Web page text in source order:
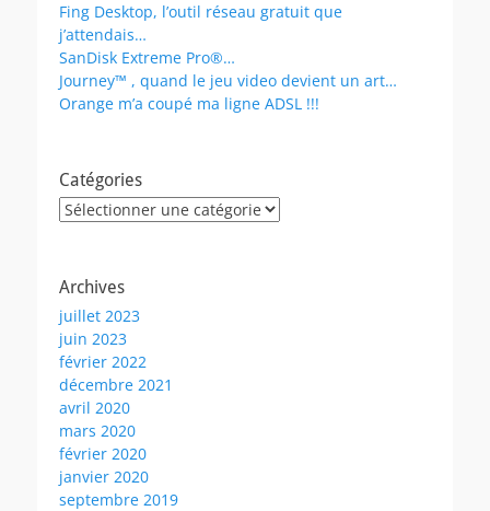
Fing Desktop, l’outil réseau gratuit que
j’attendais…
SanDisk Extreme Pro®…
Journey™ , quand le jeu video devient un art…
Orange m’a coupé ma ligne ADSL !!!
Catégories
Catégories
Archives
juillet 2023
juin 2023
février 2022
décembre 2021
avril 2020
mars 2020
février 2020
janvier 2020
septembre 2019